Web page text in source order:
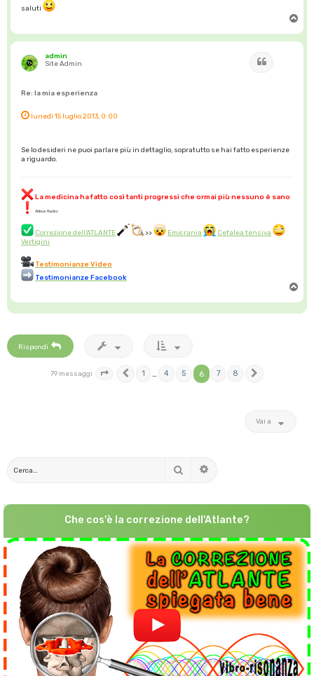
saluti
p
admin
Site Admin
Re: la mia esperienza
lunedì 15 luglio 2013, 0:00
Se lo desideri ne puoi parlare più in dettaglio, sopratutto se hai fatto esperienze
a riguardo.
La medicina ha fatto così tanti progressi che ormai più nessuno è sano
Aldous Huxley
Correzione dell'ATLANTE >> Emicrania
Cefalea tensiva
Vertigini
Testimonianze Video
Testimonianze Facebook
p
Rispondi
79 messaggi Pagina 6 di
Precedente
1 … 4 5 6 7 8
Vai a
Cerca
Che cos'è la correzione dell'Atlante?